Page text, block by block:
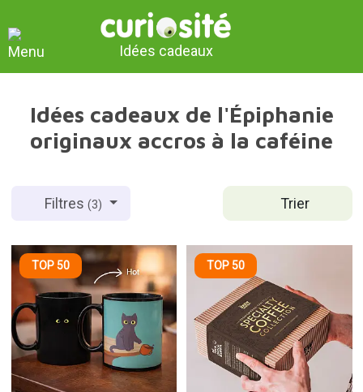
Idées cadeaux
Idées cadeaux de l'Épiphanie
originaux accros à la caféine
Trier
Filtres(3)
TOP 50 TOP 50